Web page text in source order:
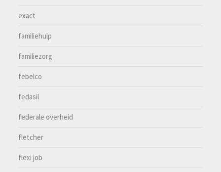
exact
familiehulp
familiezorg
febelco
fedasil
federale overheid
fletcher
flexi job